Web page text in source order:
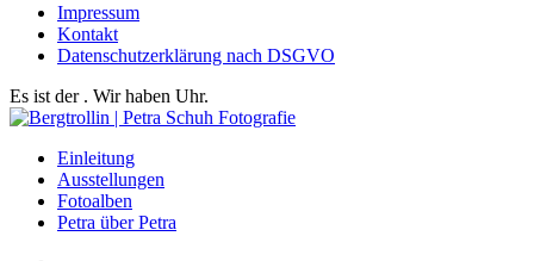
Impressum
Kontakt
Datenschutzerklärung nach DSGVO
Es ist der . Wir haben Uhr.
Einleitung
Ausstellungen
Fotoalben
Petra über Petra